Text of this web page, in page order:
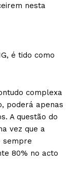
nesta
é tido como
complexa
poderá apenas
A questão do
vez que a
sempre
80% no acto